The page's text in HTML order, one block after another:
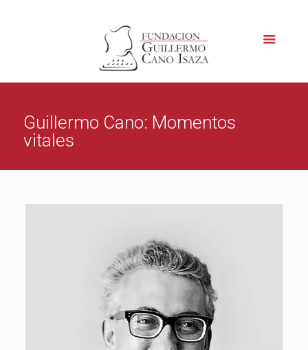
Guillermo Cano: Momentos
vitales